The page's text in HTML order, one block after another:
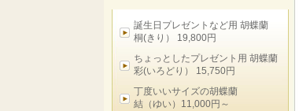
誕生日プレゼントなど用 胡蝶蘭
桐(きり） 19,800円
ちょっとしたプレゼント用 胡蝶蘭
彩(いろどり） 15,750円
丁度いいサイズの胡蝶蘭
結（ゆい）11,000円～